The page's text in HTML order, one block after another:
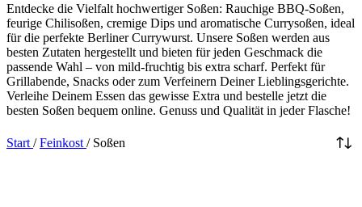
Entdecke die Vielfalt hochwertiger Soßen: Rauchige BBQ-Soßen,
feurige Chilisoßen, cremige Dips und aromatische Currysoßen, ideal
für die perfekte Berliner Currywurst. Unsere Soßen werden aus
besten Zutaten hergestellt und bieten für jeden Geschmack die
passende Wahl – von mild-fruchtig bis extra scharf. Perfekt für
Grillabende, Snacks oder zum Verfeinern Deiner Lieblingsgerichte.
Verleihe Deinem Essen das gewisse Extra und bestelle jetzt die
besten Soßen bequem online. Genuss und Qualität in jeder Flasche!
Start / Feinkost / Soßen